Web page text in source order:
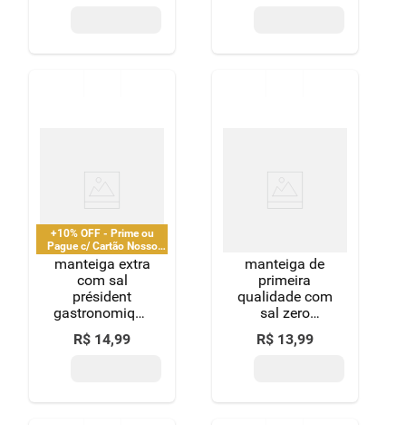
+10% OFF - Prime ou
Pague c/ Cartão Nosso
Pay
manteiga extra
com sal
président
gastronomique
200g
R$ 14,99
manteiga de
primeira
qualidade com
sal zero
lactose itambé
nolac pote
R$ 13,99